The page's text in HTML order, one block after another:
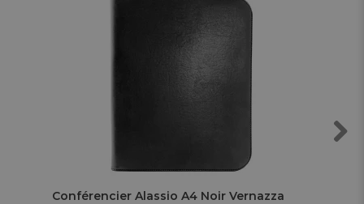
Conférencier Alassio A4 Noir Vernazza